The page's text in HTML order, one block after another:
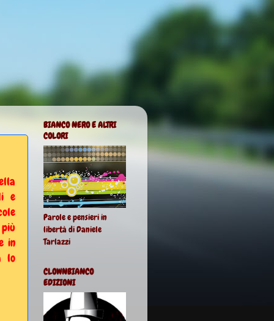
e
più
in
lo
BIANCO NERO E ALTRI
COLORI
Parole e pensieri in
libertà di Daniele
Tarlazzi
CLOWNBIANCO
EDIZIONI